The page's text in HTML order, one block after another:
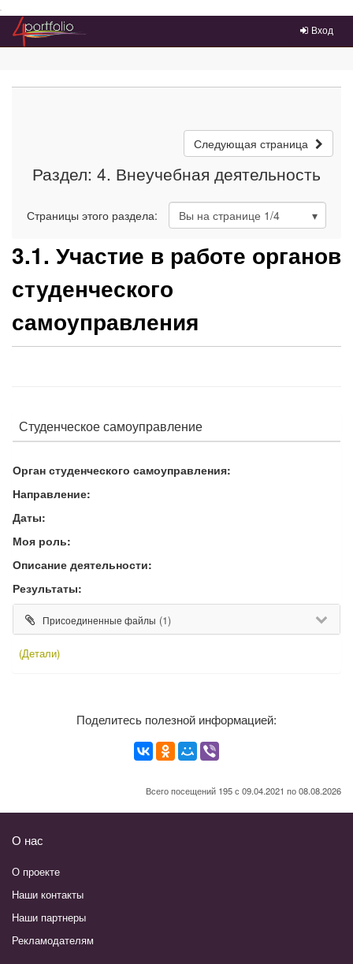
Преейти на главное меню
Вход
Следующая страница
Раздел: 4. Внеучебная деятельность
Страницы этого раздела: Вы на странице 1/4
3.1. Участие в работе органов
студенческого
самоуправления
Студенческое самоуправление
Орган студенческого самоуправления:
Направление:
Даты:
Моя роль:
Описание деятельности:
Результаты:
Присоединенные файлы (1)
(Детали)
Поделитесь полезной информацией:
Всего посещений 195 с 09.04.2021 по 08.08.2026
О нас
О проекте
Наши контакты
Наши партнеры
Рекламодателям